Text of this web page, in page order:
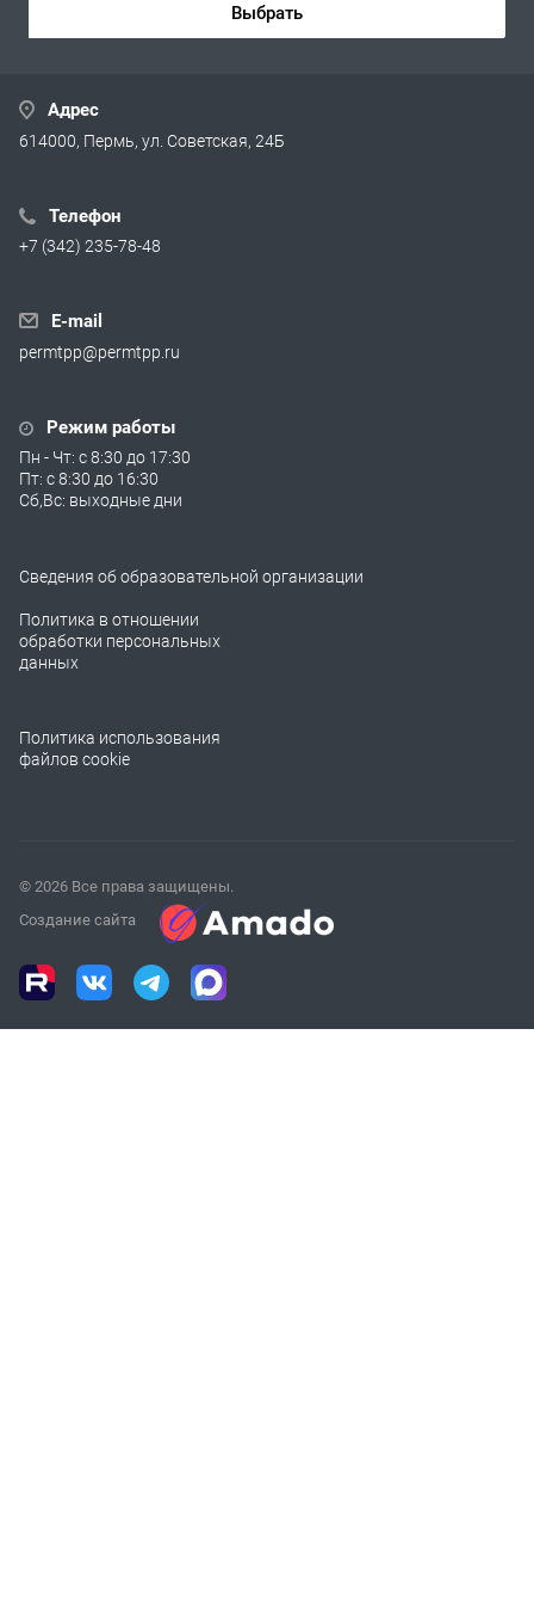
Выбрать
Адрес
614000, Пермь, ул. Советская, 24Б
Телефон
+7 (342) 235-78-48
E-mail
permtpp@permtpp.ru
Режим работы
Пн - Чт: с 8:30 до 17:30
Пт: с 8:30 до 16:30
Сб,Вс: выходные дни
Сведения об образовательной организации
Политика в отношении
обработки персональных
данных
Политика использования
файлов cookie
© 2026 Все права защищены.
Создание сайта